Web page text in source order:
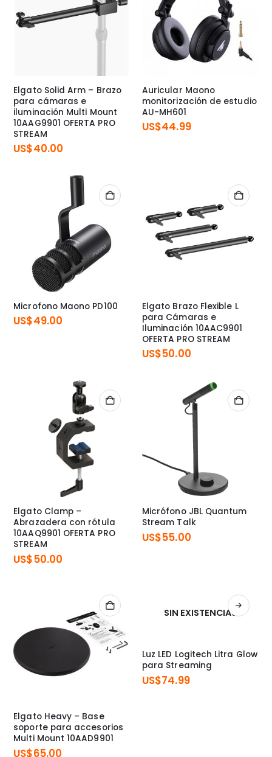
Elgato Solid Arm – Brazo
para cámaras e
iluminación Multi Mount
10AAG9901 OFERTA PRO
STREAM
US$40.00
Auricular Maono
monitorización de estudio
AU-MH601
US$44.99
Microfono Maono PD100
US$49.00
Elgato Brazo Flexible L
para Cámaras e
Iluminación 10AAC9901
OFERTA PRO STREAM
US$50.00
Elgato Clamp –
Abrazadera con rótula
10AAQ9901 OFERTA PRO
STREAM
US$50.00
Micrófono JBL Quantum
Stream Talk
US$55.00
Elgato Heavy – Base
soporte para accesorios
Multi Mount 10AAD9901
US$65.00
SIN EXISTENCIAS
Luz LED Logitech Litra Glow
para Streaming
US$74.99